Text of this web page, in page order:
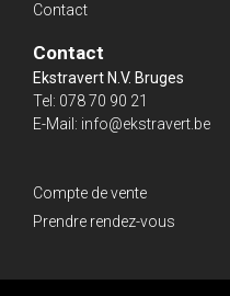
Contact
Contact
Ekstravert N.V. Bruges
Tel: 078 70 90 21
E-Mail: info@ekstravert.be
Compte de vente
Prendre rendez-vous